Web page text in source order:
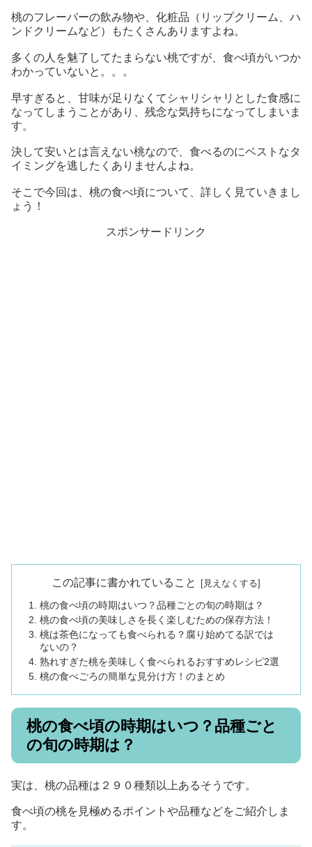
桃のフレーバーの飲み物や、化粧品（リップクリーム、ハ
ンドクリームなど）もたくさんありますよね。
多くの人を魅了してたまらない桃ですが、食べ頃がいつか
わかっていないと。。。
早すぎると、甘味が足りなくてシャリシャリとした食感に
なってしまうことがあり、残念な気持ちになってしまいま
す。
決して安いとは言えない桃なので、食べるのにベストなタ
イミングを逃したくありませんよね。
そこで今回は、桃の食べ頃について、詳しく見ていきまし
ょう！
スポンサードリンク
この記事に書かれていること
桃の食べ頃の時期はいつ？品種ごとの旬の時期は？
桃の食べ頃の美味しさを長く楽しむための保存方法！
桃は茶色になっても食べられる？腐り始めてる訳では
ないの？
熟れすぎた桃を美味しく食べられるおすすめレシピ2選
桃の食べごろの簡単な見分け方！のまとめ
桃の食べ頃の時期はいつ？品種ごと
の旬の時期は？
実は、桃の品種は２９０種類以上あるそうです。
食べ頃の桃を見極めるポイントや品種などをご紹介しま
す。